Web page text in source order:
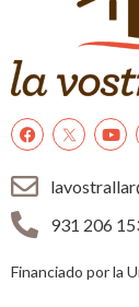
931 206
Financiado por la